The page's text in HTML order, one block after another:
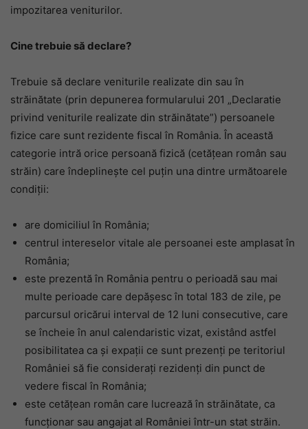
impozitarea veniturilor.
Cine trebuie să declare?
Trebuie să declare veniturile realizate din sau în
străinătate (prin depunerea formularului 201 „Declaratie
privind veniturile realizate din străinătate”) persoanele
fizice care sunt rezidente fiscal în România. În această
categorie intră orice persoană fizică (cetățean român sau
străin) care îndeplinește cel puțin una dintre următoarele
condiții:
are domiciliul în România;
centrul intereselor vitale ale persoanei este amplasat în
România;
este prezentă în România pentru o perioadă sau mai
multe perioade care depășesc în total 183 de zile, pe
parcursul oricărui interval de 12 luni consecutive, care
se încheie în anul calendaristic vizat, existând astfel
posibilitatea ca și expații ce sunt prezenți pe teritoriul
României să fie considerați rezidenți din punct de
vedere fiscal în România;
este cetățean român care lucrează în străinătate, ca
funcționar sau angajat al României într-un stat străin.